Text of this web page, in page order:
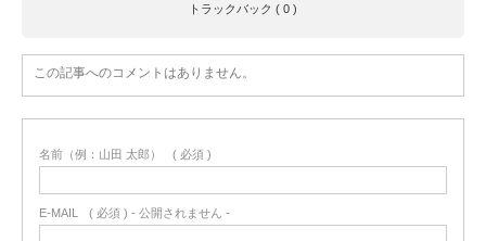
トラックバック ( 0 )
この記事へのコメントはありません。
名前（例：山田 太郎） ( 必須 )
E-MAIL ( 必須 ) - 公開されません -